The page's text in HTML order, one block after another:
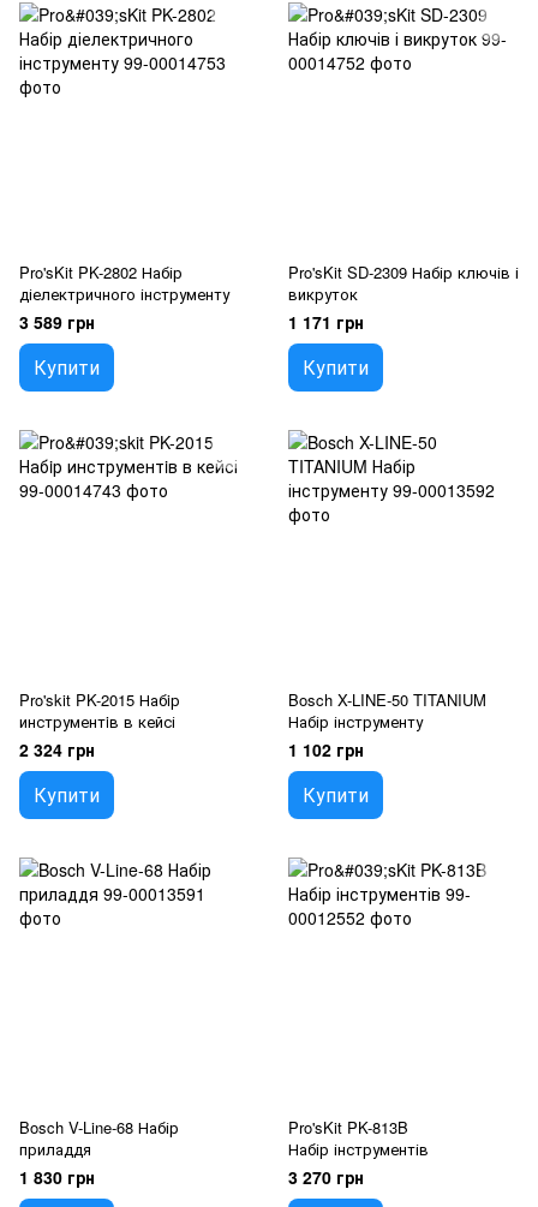
Pro'sKit PK-2802 Набір
діелектричного інструменту
3 589 грн
Купити
Pro'sKit SD-2309 Набір ключів і
викруток
1 171 грн
Купити
Pro'skit PK-2015 Набiр
инструментiв в кейсі
2 324 грн
Купити
Bosch X-LINE-50 TITANIUM
Набір інструменту
1 102 грн
Купити
Bosch V-Line-68 Набір
приладдя
1 830 грн
Pro'sKit PK-813B
Набір інструментів
3 270 грн